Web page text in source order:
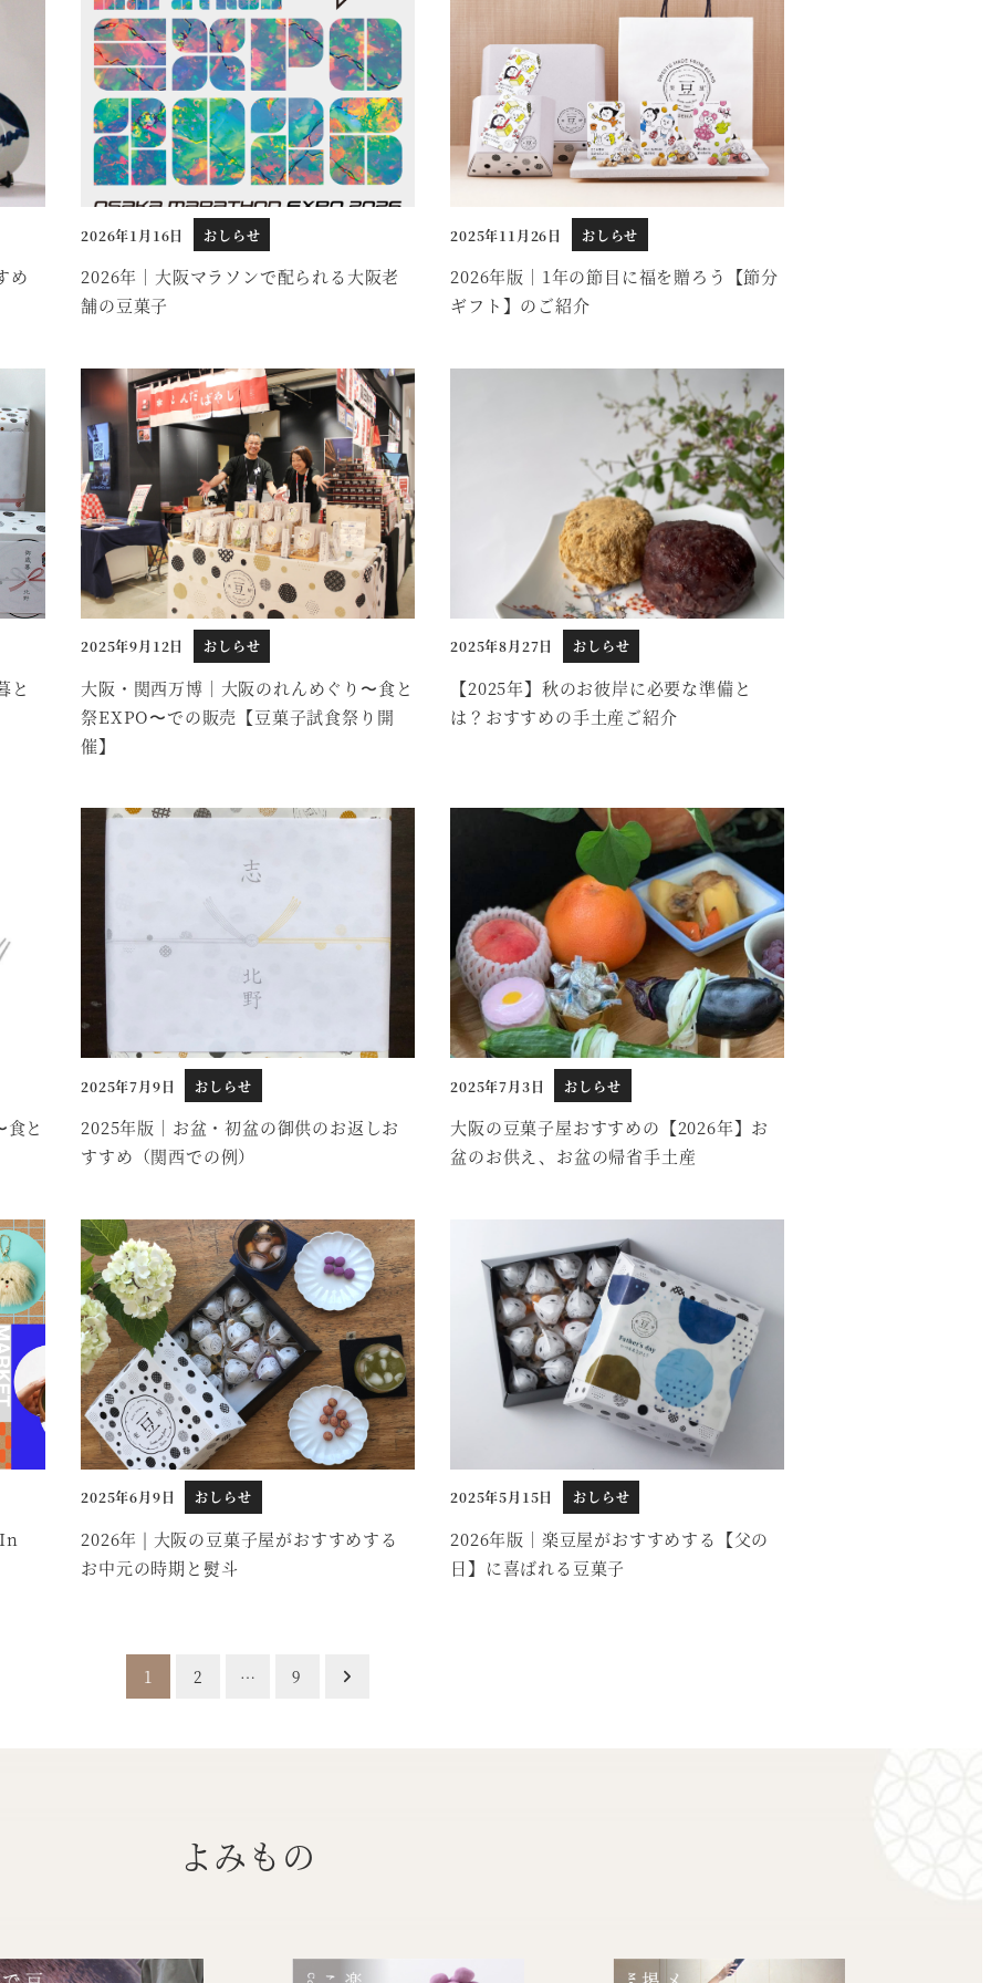
め
2026年｜大阪マラソンで配られる大阪老
舗の豆菓子
投稿日
2026年1月16日 おしらせ
2026年版｜1年の節目に福を贈ろう【節分
ギフト】のご紹介
投稿日
2025年11月26日 おしらせ
と
大阪・関西万博｜大阪のれんめぐり〜食と
祭EXPO〜での販売【豆菓子試食祭り開
催】
投稿日
2025年9月12日 おしらせ
【2025年】秋のお彼岸に必要な準備と
は？おすすめの手土産ご紹介
投稿日
2025年8月27日 おしらせ
と
2025年版｜お盆・初盆の御供のお返しお
すすめ（関西での例）
投稿日
2025年7月9日 おしらせ
大阪の豆菓子屋おすすめの【2026年】お
盆のお供え、お盆の帰省手土産
投稿日
2025年7月3日 おしらせ
2026年 | 大阪の豆菓子屋がおすすめする
お中元の時期と熨斗
投稿日
2025年6月9日 おしらせ
2026年版｜楽豆屋がおすすめする【父の
日】に喜ばれる豆菓子
投稿日
2025年5月15日 おしらせ
1 2 … 9
よみもの